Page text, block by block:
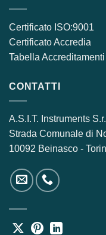
Certificato ISO:9001
Certificato Accredia
Tabella Accreditamenti
CONTATTI
A.S.I.T. Instruments
Strada Comunale di
10092 Beinasco -